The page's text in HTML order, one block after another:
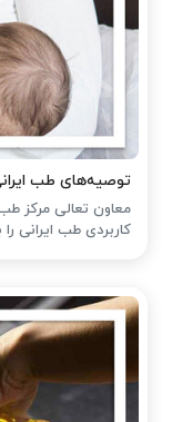
توصیه‌های طب
معاون تعالی مرکز
کاربردی طب ایرانی